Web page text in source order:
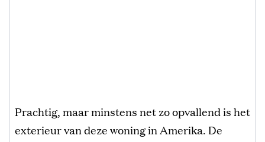
Prachtig, maar minstens net zo opvallend is het
exterieur van deze woning in Amerika. De